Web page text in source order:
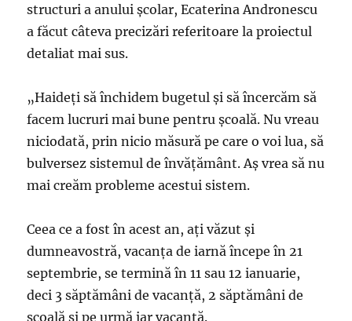
structuri a anului școlar, Ecaterina Andronescu
a făcut câteva precizări referitoare la proiectul
detaliat mai sus.
„Haideți să închidem bugetul și să încercăm să
facem lucruri mai bune pentru școală. Nu vreau
niciodată, prin nicio măsură pe care o voi lua, să
bulversez sistemul de învățământ. Aș vrea să nu
mai creăm probleme acestui sistem.
Ceea ce a fost în acest an, ați văzut și
dumneavostră, vacanța de iarnă începe în 21
septembrie, se termină în 11 sau 12 ianuarie,
deci 3 săptămâni de vacanță, 2 săptămâni de
școală și pe urmă iar vacanță.